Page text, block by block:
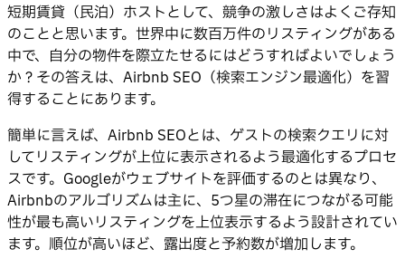
短期賃貸（民泊）ホストとして、競争の激しさはよくご存知
のことと思います。世界中に数百万件のリスティングがある
中で、自分の物件を際立たせるにはどうすればよいでしょう
か？その答えは、Airbnb SEO（検索エンジン最適化）を習
得することにあります。
簡単に言えば、Airbnb SEOとは、ゲストの検索クエリに対
してリスティングが上位に表示されるよう最適化するプロセ
スです。Googleがウェブサイトを評価するのとは異なり、
Airbnbのアルゴリズムは主に、5つ星の滞在につながる可能
性が最も高いリスティングを上位表示するよう設計されてい
ます。順位が高いほど、露出度と予約数が増加します。